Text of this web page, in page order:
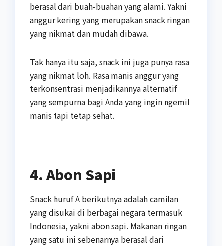
berasal dari buah-buahan yang alami. Yakni
anggur kering yang merupakan snack ringan
yang nikmat dan mudah dibawa.
Tak hanya itu saja, snack ini juga punya rasa
yang nikmat loh. Rasa manis anggur yang
terkonsentrasi menjadikannya alternatif
yang sempurna bagi Anda yang ingin ngemil
manis tapi tetap sehat.
4. Abon Sapi
Snack huruf A berikutnya adalah camilan
yang disukai di berbagai negara termasuk
Indonesia, yakni abon sapi. Makanan ringan
yang satu ini sebenarnya berasal dari